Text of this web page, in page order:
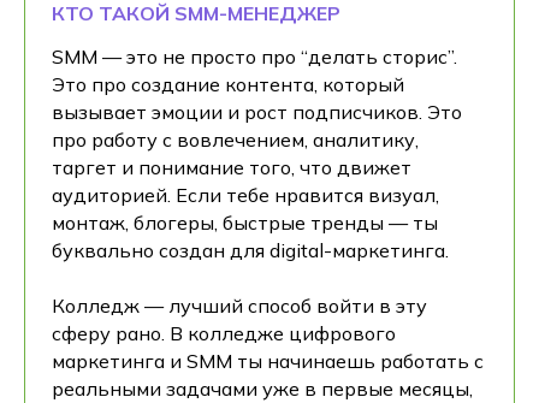
КТО ТАКОЙ SMM-МЕНЕДЖЕР
SMM — это не просто про “делать сторис”.
Это про создание контента, который
вызывает эмоции и рост подписчиков. Это
про работу с вовлечением, аналитику,
таргет и понимание того, что движет
аудиторией. Если тебе нравится визуал,
монтаж, блогеры, быстрые тренды — ты
буквально создан для digital-маркетинга.
Колледж — лучший способ войти в эту
сферу рано. В колледже цифрового
маркетинга и SMM ты начинаешь работать с
реальными задачами уже в первые месяцы,